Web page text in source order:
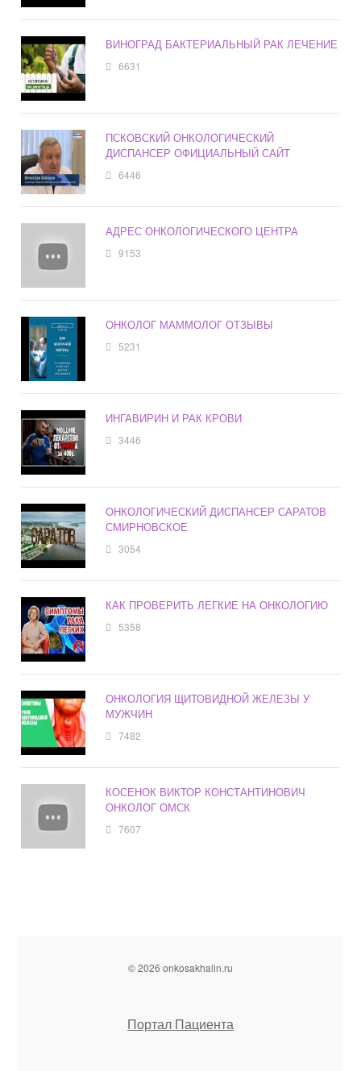
ВИНОГРАД БАКТЕРИАЛЬНЫЙ РАК ЛЕЧЕНИЕ
6631
ПСКОВСКИЙ ОНКОЛОГИЧЕСКИЙ
ДИСПАНСЕР ОФИЦИАЛЬНЫЙ САЙТ
6446
АДРЕС ОНКОЛОГИЧЕСКОГО ЦЕНТРА
9153
ОНКОЛОГ МАММОЛОГ ОТЗЫВЫ
5231
ИНГАВИРИН И РАК КРОВИ
3446
ОНКОЛОГИЧЕСКИЙ ДИСПАНСЕР САРАТОВ
СМИРНОВСКОЕ
3054
КАК ПРОВЕРИТЬ ЛЕГКИЕ НА ОНКОЛОГИЮ
5358
ОНКОЛОГИЯ ЩИТОВИДНОЙ ЖЕЛЕЗЫ У
МУЖЧИН
7482
КОСЕНОК ВИКТОР КОНСТАНТИНОВИЧ
ОНКОЛОГ ОМСК
7607
© 2026 onkosakhalin.ru
Портал Пациента